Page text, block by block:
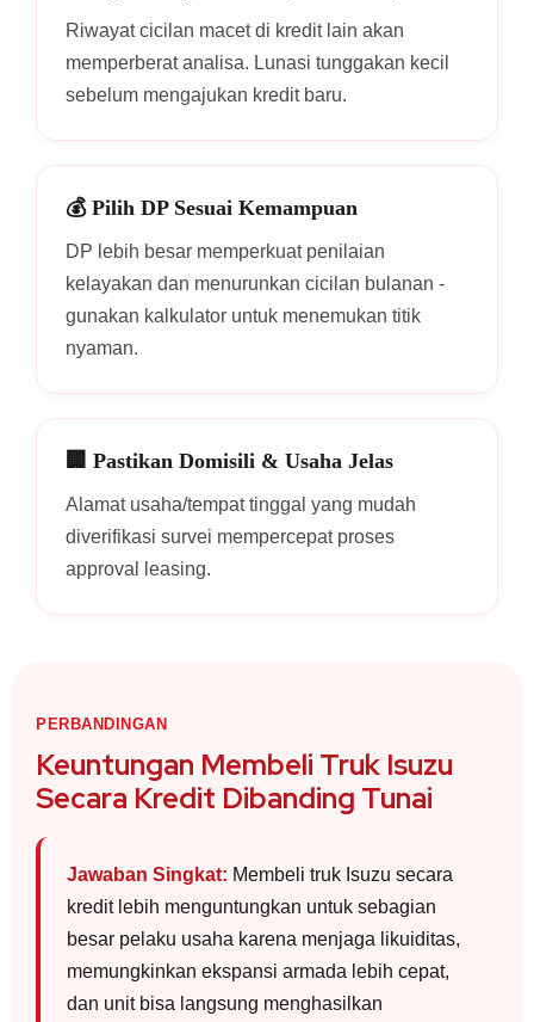
Riwayat cicilan macet di kredit lain akan
memperberat analisa. Lunasi tunggakan kecil
sebelum mengajukan kredit baru.
💰 Pilih DP Sesuai Kemampuan
DP lebih besar memperkuat penilaian
kelayakan dan menurunkan cicilan bulanan -
gunakan kalkulator untuk menemukan titik
nyaman.
🏢 Pastikan Domisili & Usaha Jelas
Alamat usaha/tempat tinggal yang mudah
diverifikasi survei mempercepat proses
approval leasing.
PERBANDINGAN
Keuntungan Membeli Truk Isuzu
Secara Kredit Dibanding Tunai
Jawaban Singkat: Membeli truk Isuzu secara
kredit lebih menguntungkan untuk sebagian
besar pelaku usaha karena menjaga likuiditas,
memungkinkan ekspansi armada lebih cepat,
dan unit bisa langsung menghasilkan